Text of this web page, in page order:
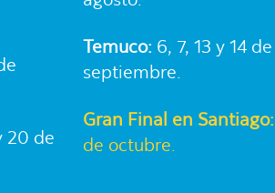
20 de
Temuco: 6, 7, 13 y 14 de
septiembre.
Gran Final en Santiago:
de octubre.